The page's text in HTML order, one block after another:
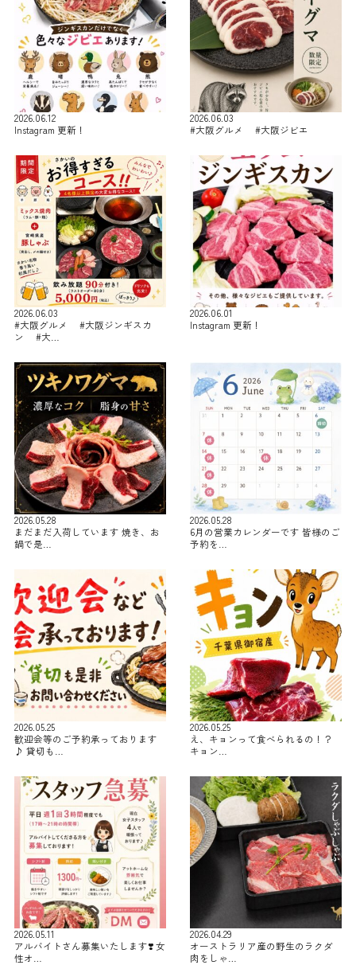
2026.06.12
Instagram 更新！
2026.06.03
#大阪グルメ #大阪ジビエ
2026.06.03
#大阪グルメ #大阪ジンギスカ
ン #大…
2026.06.01
Instagram 更新！
2026.05.28
まだまだ入荷しています 焼き、お
鍋で是…
2026.05.28
6月の営業カレンダーです 皆様のご
予約を…
2026.05.25
歓迎会等のご予約承っております
♪ 貸切も…
2026.05.25
え、キョンって食べられるの！？
キョン…
2026.05.11
アルバイトさん募集いたします❣️ 女
性オ…
2026.04.29
オーストラリア産の野生のラクダ
肉をしゃ…